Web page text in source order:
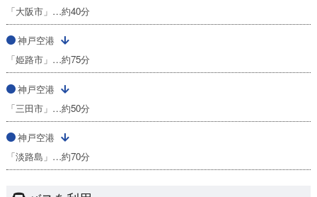
「大阪市」…約40分
神戸空港
「姫路市」…約75分
神戸空港
「三田市」…約50分
神戸空港
「淡路島」…約70分